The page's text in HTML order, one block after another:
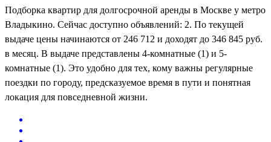
Подборка квартир для долгосрочной аренды в Москве у метро
Владыкино. Сейчас доступно объявлений: 2. По текущей
выдаче цены начинаются от 246 712 и доходят до 346 845 руб.
в месяц. В выдаче представлены 4-комнатные (1) и 5-
комнатные (1). Это удобно для тех, кому важны регулярные
поездки по городу, предсказуемое время в пути и понятная
локация для повседневной жизни.